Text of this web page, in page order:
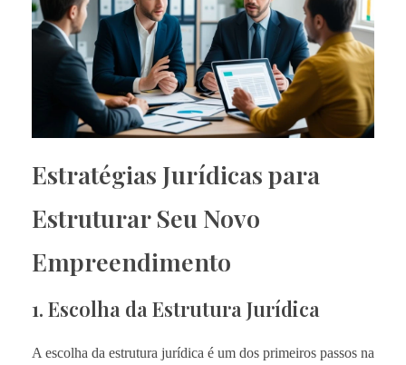
Estratégias Jurídicas para
Estruturar Seu Novo
Empreendimento
1. Escolha da Estrutura Jurídica
A escolha da estrutura jurídica é um dos primeiros passos na